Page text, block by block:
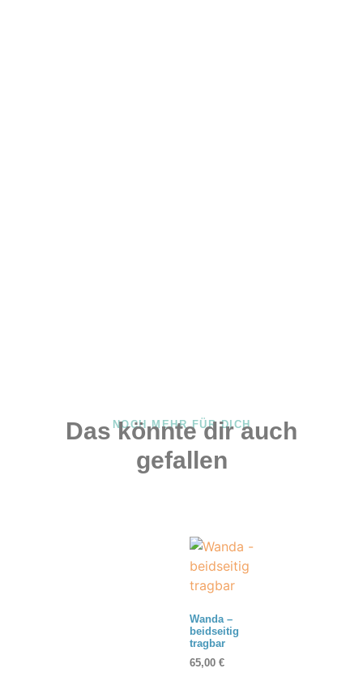
NOCH MEHR FÜR DICH
Das könnte dir auch
gefallen
Wanda –
beidseitig
tragbar
65,00 €